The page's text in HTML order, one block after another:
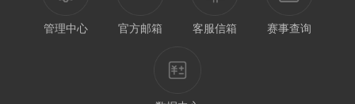
管理中心 官方邮箱 客服信箱 赛事查询